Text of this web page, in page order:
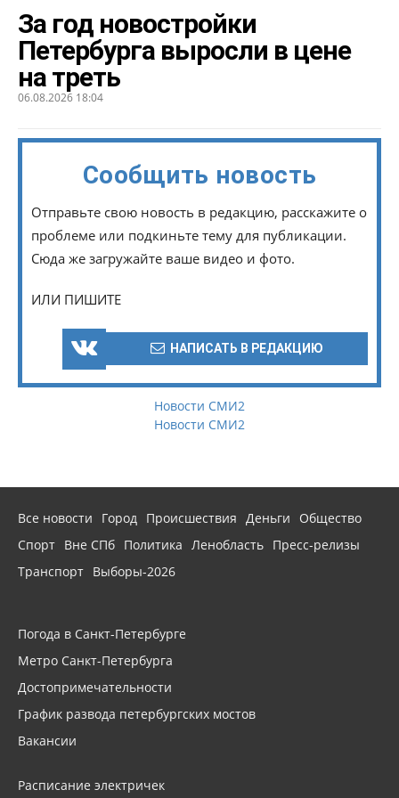
За год новостройки
Петербурга выросли в цене
на треть
06.08.2026 18:04
Сообщить новость
Отправьте свою новость в редакцию, расскажите о
проблеме или подкиньте тему для публикации.
Сюда же загружайте ваше видео и фото.
ИЛИ ПИШИТЕ
НАПИСАТЬ В РЕДАКЦИЮ
Новости СМИ2
Новости СМИ2
Все новости Город Происшествия Деньги
Общество
Спорт Вне СПб Политика Ленобласть Пресс-релизы
Транспорт Выборы-2026
Погода в Санкт-Петербурге
Метро Санкт-Петербурга
Достопримечательности
График развода петербургских мостов
Вакансии
Расписание электричек